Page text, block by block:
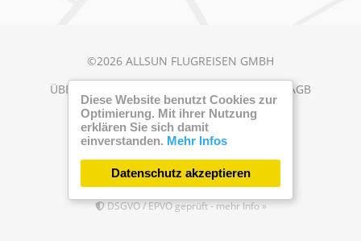
©2026 ALLSUN FLUGREISEN GMBH
ÜBER UNS
VERANSTALTER-AGB
DATENSCHUTZ
IMPRESSUM
Betrieben mit Care CMSund grüner IT
DSGVO / EPVO geprüft - mehr Info »
Diese Website benutzt Cookies zur
Optimierung. Mit ihrer Nutzung
erklären Sie sich damit
einverstanden. Mehr Infos
Datenschutz akzeptieren